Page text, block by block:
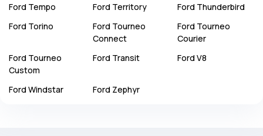
Ford Tempo Ford Territory Ford Thunderbird
Ford Torino Ford Tourneo
Connect
Ford Tourneo
Courier
Ford Tourneo
Custom
Ford Transit Ford V8
Ford Windstar Ford Zephyr